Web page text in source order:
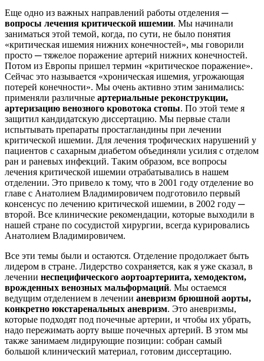
Еще одно из важных направлений работы отделения ─
вопросы лечения критической ишемии. Мы начинали
заниматься этой темой, когда, по сути, не было понятия
«критическая ишемия нижних конечностей», мы говорили
просто ─ тяжелое поражение артерий нижних конечностей.
Потом из Европы пришел термин «критическое поражение».
Сейчас это называется «хроническая ишемия, угрожающая
потерей конечности». Мы очень активно этим занимались:
применяли различные артериальные реконструкции,
артеризацию венозного кровотока стопы. По этой теме я
защитил кандидатскую диссертацию. Мы первые стали
испытывать препараты простагландины при лечении
критической ишемии. Для лечения трофических нарушений у
пациентов с сахарным диабетом объединяли усилия с отделом
ран и раневых инфекций. Таким образом, все вопросы
лечения критической ишемии отрабатывались в нашем
отделении. Это привело к тому, что в 2001 году отделение во
главе с Анатолием Владимировичем подготовило первый
консенсус по лечению критической ишемии, в 2002 году ─
второй. Все клинические рекомендации, которые выходили в
нашей стране по сосудистой хирургии, всегда курировались
Анатолием Владимировичем.
Все эти темы были и остаются. Отделение продолжает быть
лидером в стране. Лидерство сохраняется, как я уже сказал, в
лечении неспецифического аортоартериита, хемодектом,
врожденных венозных мальформаций. Мы остаемся
ведущим отделением в лечении аневризм брюшной аорты,
конкретно юкстаренальных аневризм. Это аневризмы,
которые подходят под почечные артерии, и чтобы их убрать,
надо пережимать аорту выше почечных артерий. В этом мы
также занимаем лидирующие позиции: собран самый
большой клинический материал, готовим диссертацию.